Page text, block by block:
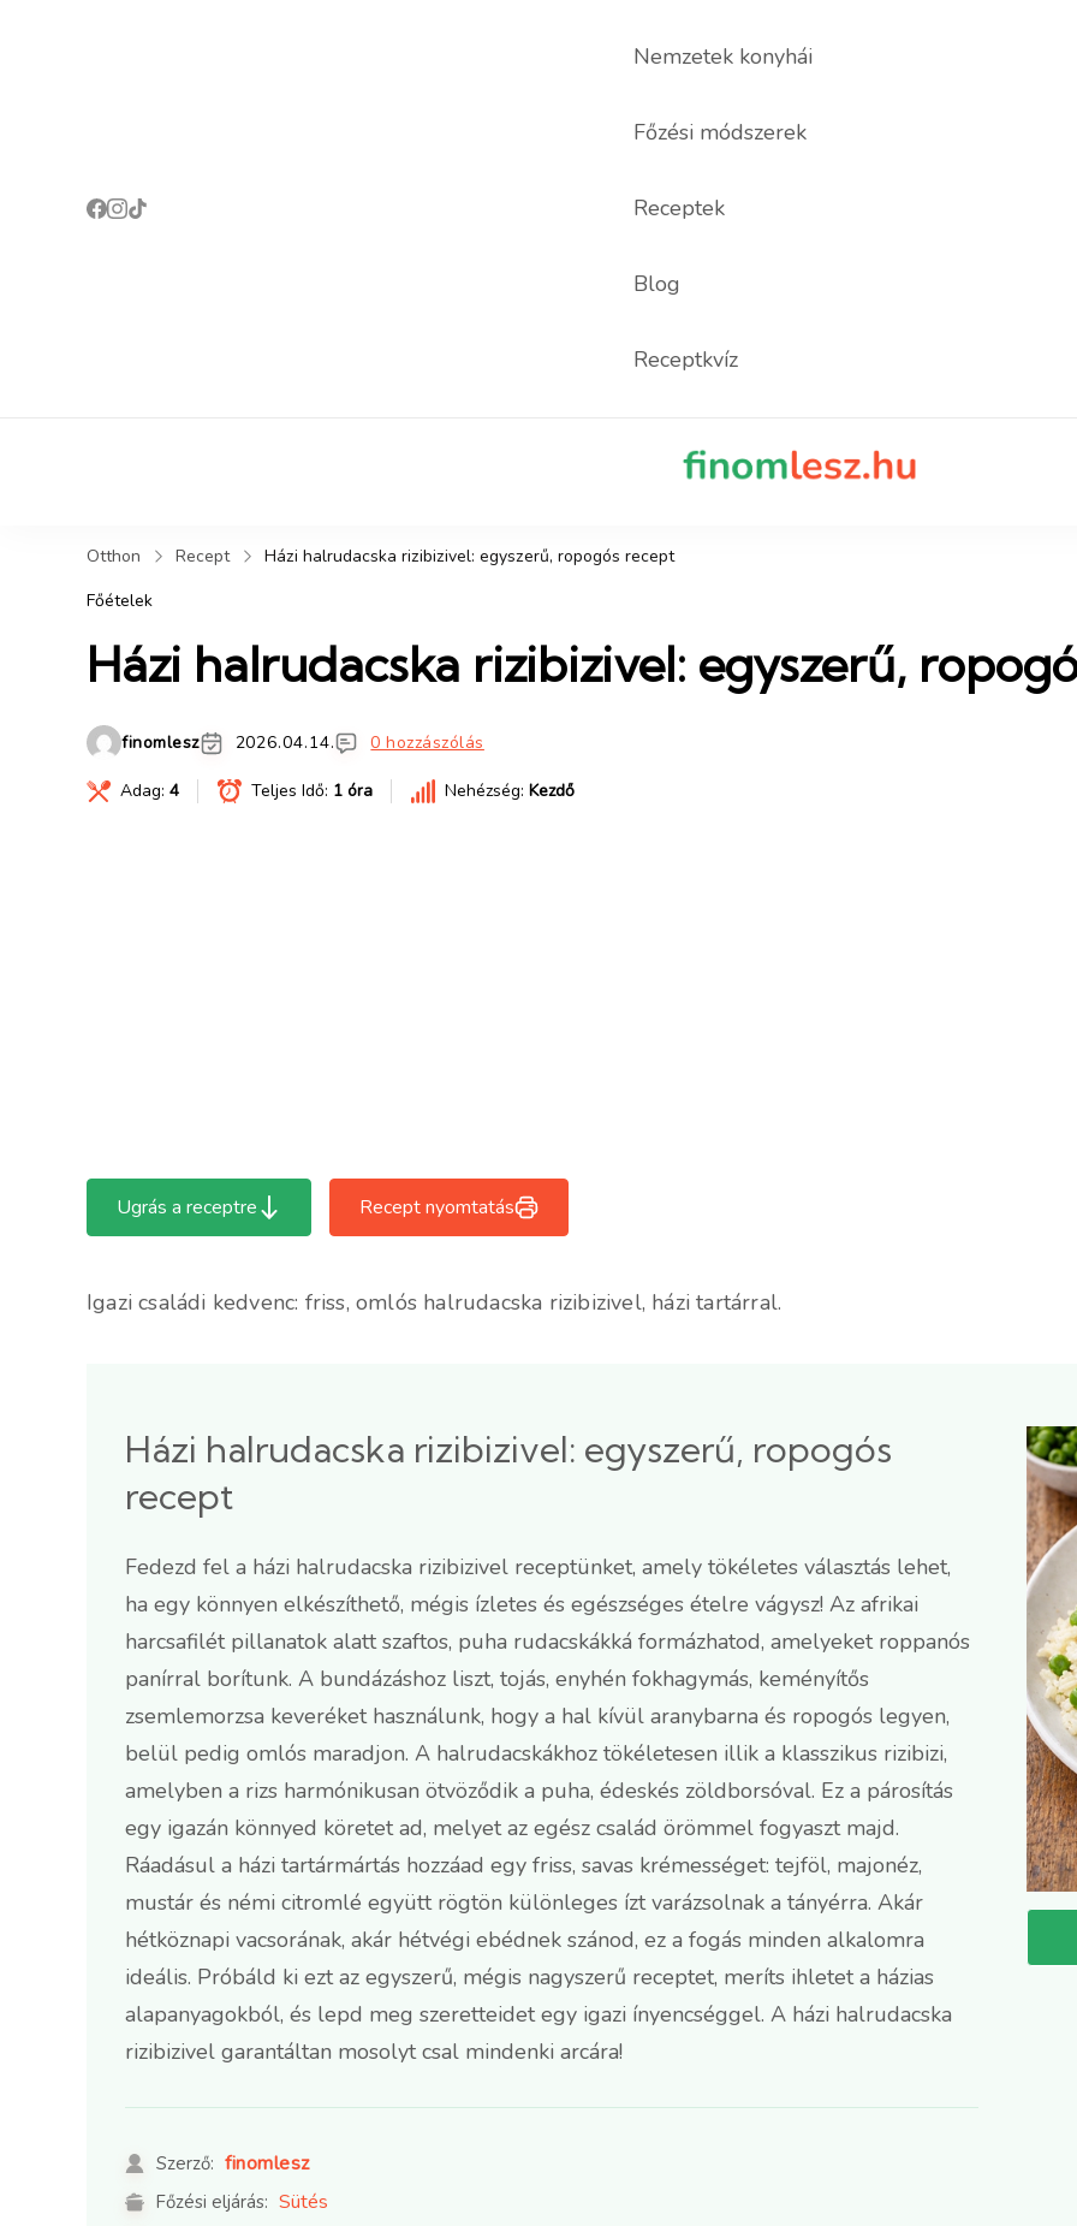
Nemzetek konyhái
Főzési módszerek
Receptek
Blog
Receptkvíz
Otthon Recept
Házi halrudacska rizibizivel: egyszerű, ropogós recept
Főételek
Házi halrudacska rizibizivel: egyszerű,
finomlesz 2026.04.14. 0 hozzászólás
Adag: 4 Teljes Idő: 1 óra Nehézség: Kezdő
Ugrás a receptre Recept nyomtatás
Igazi családi kedvenc: friss, omlós halrudacska rizibizivel, házi tartárral.
Házi halrudacska rizibizivel: egyszerű, ropogós
recept
Fedezd fel a házi halrudacska rizibizivel receptünket, amely tökéletes választás lehet,
ha egy könnyen elkészíthető, mégis ízletes és egészséges ételre vágysz! Az afrikai
harcsafilét pillanatok alatt szaftos, puha rudacskákká formázhatod, amelyeket roppanós
panírral borítunk. A bundázáshoz liszt, tojás, enyhén fokhagymás, keményítős
zsemlemorzsa keveréket használunk, hogy a hal kívül aranybarna és ropogós legyen,
belül pedig omlós maradjon. A halrudacskákhoz tökéletesen illik a klasszikus rizibizi,
amelyben a rizs harmónikusan ötvöződik a puha, édeskés zöldborsóval. Ez a párosítás
egy igazán könnyed köretet ad, melyet az egész család örömmel fogyaszt majd.
Ráadásul a házi tartármártás hozzáad egy friss, savas krémességet: tejföl, majonéz,
mustár és némi citromlé együtt rögtön különleges ízt varázsolnak a tányérra. Akár
hétköznapi vacsorának, akár hétvégi ebédnek szánod, ez a fogás minden alkalomra
ideális. Próbáld ki ezt az egyszerű, mégis nagyszerű receptet, meríts ihletet a házias
alapanyagokból, és lepd meg szeretteidet egy igazi ínyencséggel. A házi halrudacska
rizibizivel garantáltan mosolyt csal mindenki arcára!
Szerző: finomlesz
Főzési eljárás: Sütés